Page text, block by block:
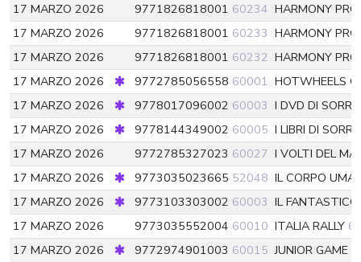
17 MARZO 2026
9771826818001 60234 HARMONY
17 MARZO 2026
9771826818001 60233 HARMONY
17 MARZO 2026
9771826818001 60232 HARMONY
17 MARZO 2026
9772785056558 60001 HOTWHEELS
17 MARZO 2026
9778017096002 60003 I DVD DI
17 MARZO 2026
9778144349002 60005 I LIBRI DI
17 MARZO 2026
9772785327023 60027 I VOLTI DEL
17 MARZO 2026
9773035023665 52048 IL CORPO
17 MARZO 2026
9773103303002 60003 IL
17 MARZO 2026
9773035552004 60010 ITALIA RALLY
17 MARZO 2026
9772974901003 60015 JUNIOR GAME